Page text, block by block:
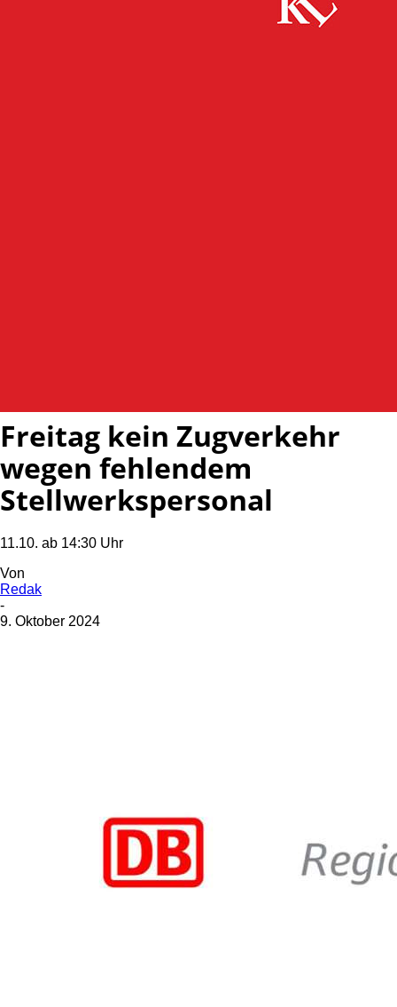
Freitag kein Zugverkehr
wegen fehlendem
Stellwerkspersonal
11.10. ab 14:30 Uhr
Von
Redak
-
9. Oktober 2024